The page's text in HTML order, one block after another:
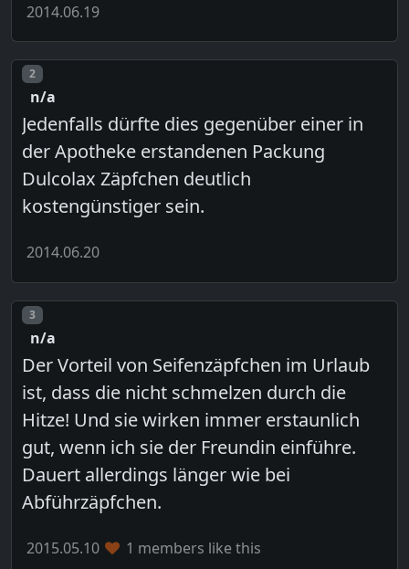
2014.06.19
Post number
2
n/a
Jedenfalls dürfte dies gegenüber einer in
der Apotheke erstandenen Packung
Dulcolax Zäpfchen deutlich
kostengünstiger sein.
2014.06.20
Post number
3
n/a
Der Vorteil von Seifenzäpfchen im Urlaub
ist, dass die nicht schmelzen durch die
Hitze! Und sie wirken immer erstaunlich
gut, wenn ich sie der Freundin einführe.
Dauert allerdings länger wie bei
Abführzäpfchen.
2015.05.10 1 members like this